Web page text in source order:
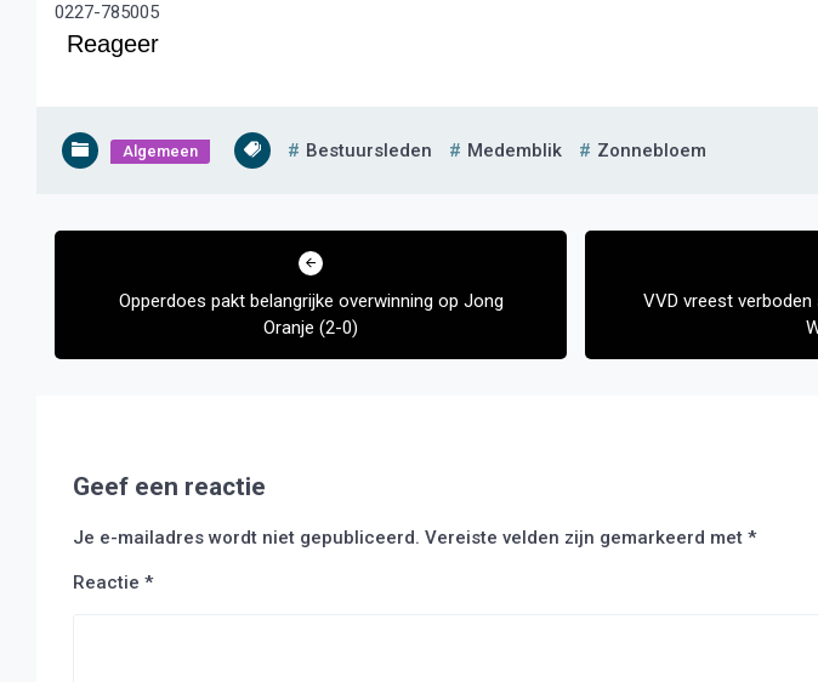
0227-785005
Reageer
Algemeen Bestuursleden Medemblik Zonnebloem
Bericht
Opperdoes pakt belangrijke overwinning op Jong
Oranje (2-0)
VVD vreest
Geef een reactie
Je e-mailadres wordt niet gepubliceerd. Vereiste velden zijn gemarkeerd met *
Reactie *